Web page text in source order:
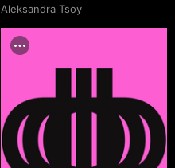
Aleksandra Tsoy